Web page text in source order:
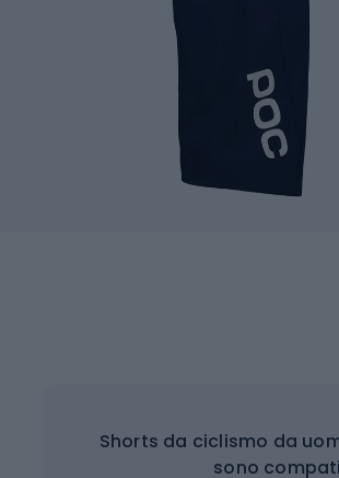
Shorts da ciclismo da
sono